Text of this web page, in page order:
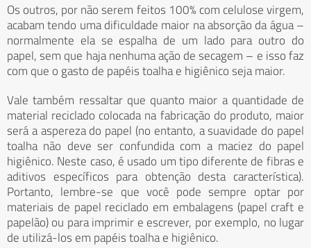
Os outros, por não serem feitos 100% com celulose virgem,
acabam tendo uma dificuldade maior na absorção da água –
normalmente ela se espalha de um lado para outro do
papel, sem que haja nenhuma ação de secagem – e isso faz
com que o gasto de papéis toalha e higiênico seja maior.
Vale também ressaltar que quanto maior a quantidade de
material reciclado colocada na fabricação do produto, maior
será a aspereza do papel (no entanto, a suavidade do papel
toalha não deve ser confundida com a maciez do papel
higiênico. Neste caso, é usado um tipo diferente de fibras e
aditivos específicos para obtenção desta característica).
Portanto, lembre-se que você pode sempre optar por
materiais de papel reciclado em embalagens (papel craft e
papelão) ou para imprimir e escrever, por exemplo, no lugar
de utilizá-los em papéis toalha e higiênico.